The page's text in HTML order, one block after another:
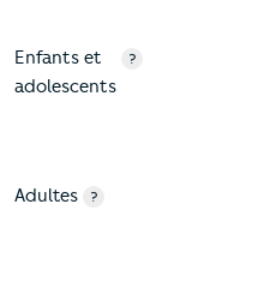
Enfants et
adolescents
?
Adultes ?